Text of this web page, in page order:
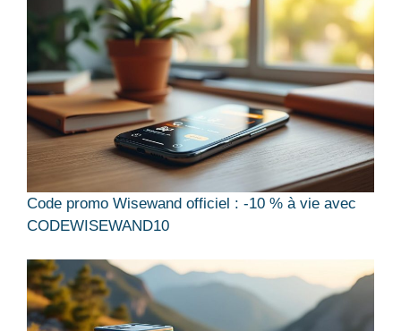
Code promo Wisewand officiel : -10 % à vie avec
CODEWISEWAND10